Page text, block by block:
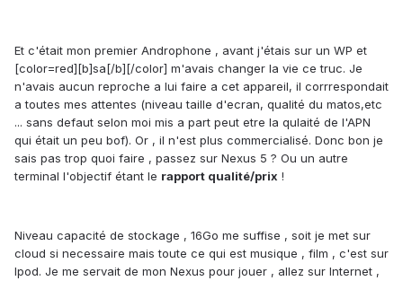
Et c'était mon premier Androphone , avant j'étais sur un WP et
[color=red][b]sa[/b][/color] m'avais changer la vie ce truc. Je
n'avais aucun reproche a lui faire a cet appareil, il corrrespondait
a toutes mes attentes (niveau taille d'ecran, qualité du matos,etc
... sans defaut selon moi mis a part peut etre la qulaité de l'APN
qui était un peu bof). Or , il n'est plus commercialisé. Donc bon je
sais pas trop quoi faire , passez sur Nexus 5 ? Ou un autre
terminal l'objectif étant le rapport qualité/prix !
Niveau capacité de stockage , 16Go me suffise , soit je met sur
cloud si necessaire mais toute ce qui est musique , film , c'est sur
Ipod. Je me servait de mon Nexus pour jouer , allez sur Internet ,